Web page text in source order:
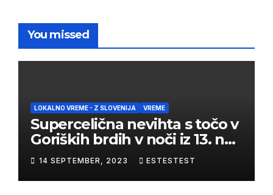
You missed
LOKALNO VREME - Z SLOVENIJA VREME
Supercelična nevihta s točo v
Goriških brdih v noči iz 13. na
14. september 2023
14 SEPTEMBER, 2023 ESTESTEST